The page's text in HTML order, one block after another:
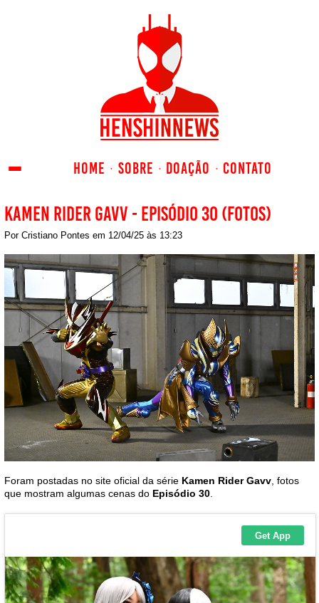
HOME SOBRE DOAÇÃO CONTATO
Kamen Rider Gavv - Episódio 30 (Fotos)
Por Cristiano Pontes em 12/04/25 às 13:23
Foram postadas no site oficial da série Kamen Rider Gavv , fotos
que mostram algumas cenas do Episódio 30